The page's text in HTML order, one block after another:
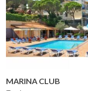
MARINA CLUB